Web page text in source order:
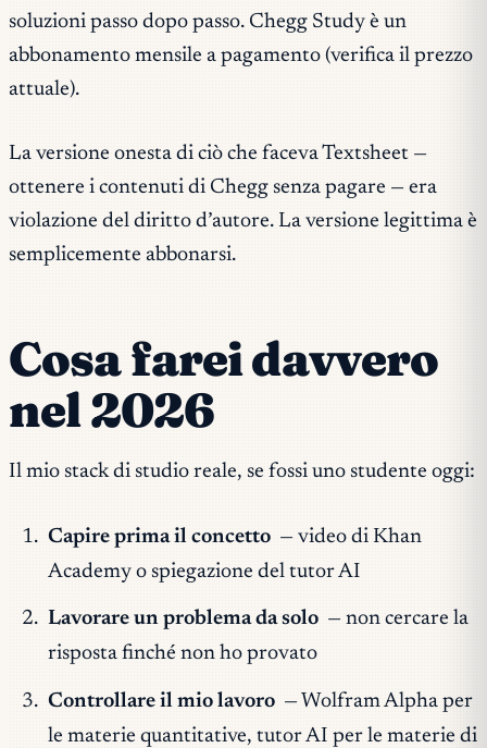
soluzioni passo dopo passo. Chegg Study è un
abbonamento mensile a pagamento (verifica il prezzo
attuale).
La versione onesta di ciò che faceva Textsheet —
ottenere i contenuti di Chegg senza pagare — era
violazione del diritto d’autore. La versione legittima è
semplicemente abbonarsi.
Cosa farei davvero
nel 2026
Il mio stack di studio reale, se fossi uno studente oggi:
Capire prima il concetto — video di Khan
Academy o spiegazione del tutor AI
Lavorare un problema da solo — non cercare la
risposta finché non ho provato
Controllare il mio lavoro — Wolfram Alpha per
le materie quantitative, tutor AI per le materie di